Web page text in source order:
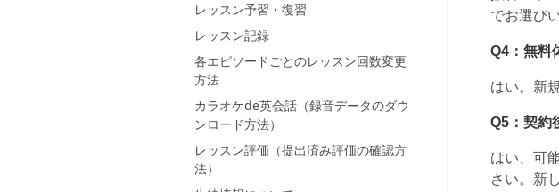
レッスン予習・復習
レッスン記録
各エピソードごとのレッスン回数変更
方法
カラオケde英会話（録音データのダウ
ンロード方法）
レッスン評価（提出済み評価の確認方
法）